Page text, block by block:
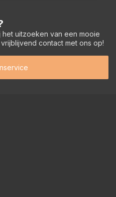
uitzoeken van een mooie
contact met ons op!